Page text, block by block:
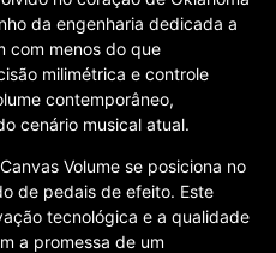
da engenharia dedicada a
com menos do que
milimétrica e controle
contemporâneo,
cenário musical atual.
Volume se posiciona no
de pedais de efeito. Este
tecnológica e a qualidade
a promessa de um